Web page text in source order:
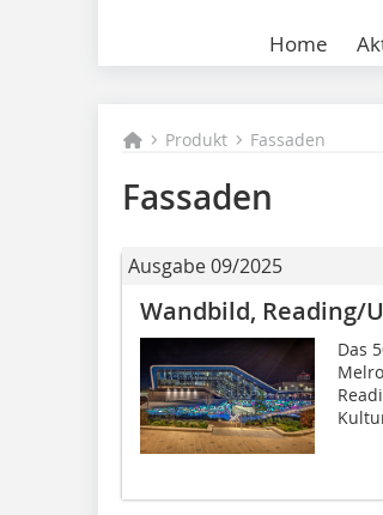
Home
Produkt Fassaden
Fassaden
Ausgabe 09/2025
Wandbild, Reading/
Das